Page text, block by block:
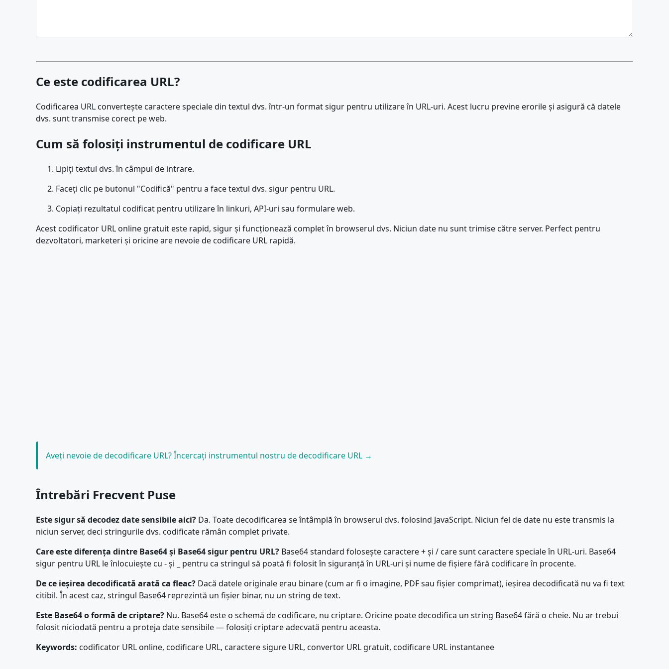
Ce este codificarea URL?
Codificarea URL convertește caractere speciale din textul dvs. într-un format sigur pentru utilizare în URL-uri. Acest lucru previne erorile și asigură că datele
dvs. sunt transmise corect pe web.
Cum să folosiți instrumentul de codificare URL
Lipiți textul dvs. în câmpul de intrare.
Faceți clic pe butonul "Codifică" pentru a face textul dvs. sigur pentru URL.
Copiați rezultatul codificat pentru utilizare în linkuri, API-uri sau formulare web.
Acest codificator URL online gratuit este rapid, sigur și funcționează complet în browserul dvs. Niciun date nu sunt trimise către server. Perfect pentru
dezvoltatori, marketeri și oricine are nevoie de codificare URL rapidă.
Aveți nevoie de decodificare URL? Încercați instrumentul nostru de decodificare URL →
Întrebări Frecvent Puse
Este sigur să decodez date sensibile aici? Da. Toate decodificarea se întâmplă în browserul dvs. folosind JavaScript. Niciun fel de date nu este transmis la
niciun server, deci stringurile dvs. codificate rămân complet private.
Care este diferența dintre Base64 și Base64 sigur pentru URL? Base64 standard folosește caractere + și / care sunt caractere speciale în URL-uri. Base64
sigur pentru URL le înlocuiește cu - și _ pentru ca stringul să poată fi folosit în siguranță în URL-uri și nume de fișiere fără codificare în procente.
De ce ieșirea decodificată arată ca fleac? Dacă datele originale erau binare (cum ar fi o imagine, PDF sau fișier comprimat), ieșirea decodificată nu va fi text
citibil. În acest caz, stringul Base64 reprezintă un fișier binar, nu un string de text.
Este Base64 o formă de criptare? Nu. Base64 este o schemă de codificare, nu criptare. Oricine poate decodifica un string Base64 fără o cheie. Nu ar trebui
folosit niciodată pentru a proteja date sensibile — folosiți criptare adecvată pentru aceasta.
Keywords: codificator URL online, codificare URL, caractere sigure URL, convertor URL gratuit, codificare URL instantanee